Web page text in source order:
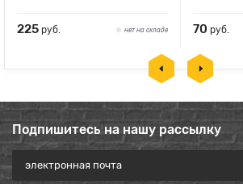
225 руб. нет на складе 70 руб.
Подпишитесь на нашу рассылку